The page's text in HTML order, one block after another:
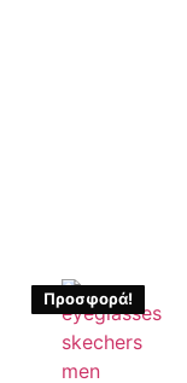
Προσφορά!